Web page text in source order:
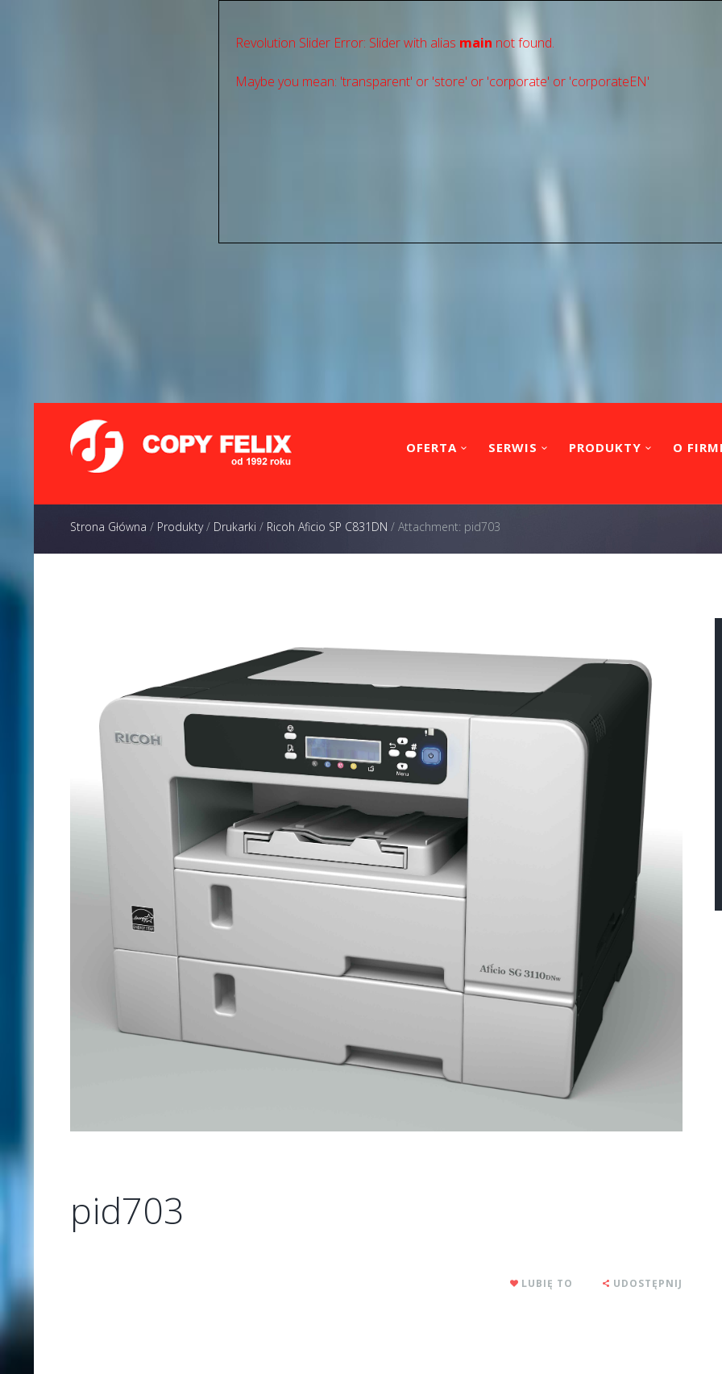
Revolution Slider Error: Slider with alias main not found.
Maybe you mean: 'transparent' or 'store' or 'сorporate' or 'corporateEN'
OFERTA SERWIS PRODUKTY O
Strona Główna / Produkty/ Drukarki / Ricoh Aficio SP C831DN / Attachment: pid703
pid703
LUBIĘ TO UDOSTĘPNIJ